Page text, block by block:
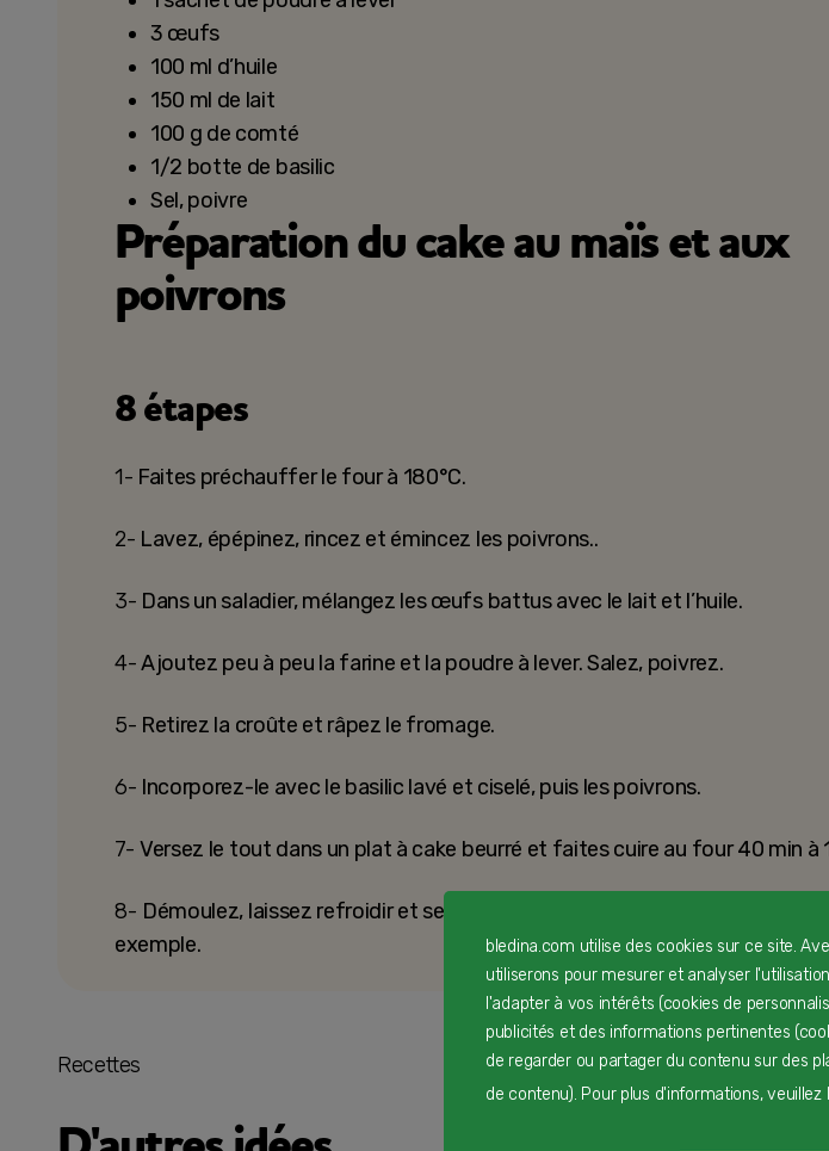
3 œufs
100 ml d’huile
150 ml de lait
100 g de comté
1/2 botte de basilic
Sel, poivre
Préparation du cake au maïs et aux
poivrons
8 étapes
1- Faites préchauffer le four à 180°C.
2- Lavez, épépinez, rincez et émincez les poivrons..
3- Dans un saladier, mélangez les œufs battus avec le lait et l’huile.
4-Ajoutez peu à peu la farine et la poudre à lever. Salez, poivrez.
5- Retirez la croûte et râpez le fromage.
6- Incorporez-le avec le basilic lavé et ciselé, puis les poivrons.
7-Versez le tout dans un plat à cake beurré et faites cuire au four 40 min à
8- Démoulez, laissez refroidir et servez avec une salade de concombres par
exemple.
Recettes
bledina.com utilise des cookies sur ce site.
utiliserons pour mesurer et analyser
l'adapter à vos intérêts (cookies de
publicités et des informations pertinentes
de regarder ou partager du contenu sur des
de contenu). Pour plus d'informations, veuillez